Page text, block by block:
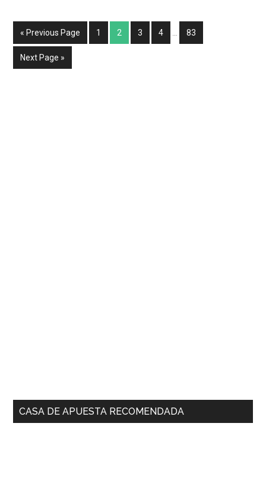
« Previous Page 1 2 3 4 … 83
Next Page »
CASA DE APUESTA RECOMENDADA